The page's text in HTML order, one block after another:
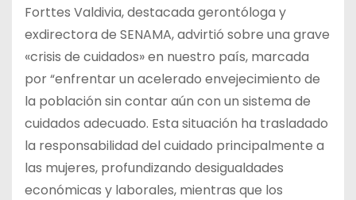
Forttes Valdivia, destacada gerontóloga y
exdirectora de SENAMA, advirtió sobre una grave
«crisis de cuidados» en nuestro país, marcada
por “enfrentar un acelerado envejecimiento de
la población sin contar aún con un sistema de
cuidados adecuado. Esta situación ha trasladado
la responsabilidad del cuidado principalmente a
las mujeres, profundizando desigualdades
económicas y laborales, mientras que los